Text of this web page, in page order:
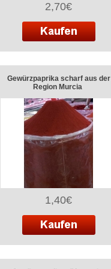
2,70€
Gewürzpaprika scharf aus der
Region Murcia
1,40€